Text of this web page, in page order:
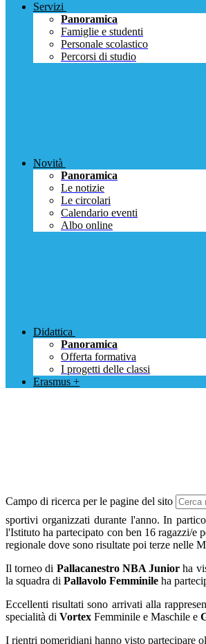
Servizi
Panoramica
Famiglie e studenti
Personale scolastico
Percorsi di studio
Novità
Panoramica
Le notizie
Le circolari
Calendario eventi
Albo online
Didattica
Panoramica
Offerta formativa
I progetti delle classi
Erasmus +
Campo di ricerca per le pagine del sito
sportivi organizzati durante l'anno. In
l'Istituto ha partecipato con ben 16 ragazzi/e
regionale dove sono risultate poi terze nelle
Il torneo di Pallacanestro NBA Juniorha
la squadra di Pallavolo Femminile ha
Eccellenti risultati sono arrivati alla
specialità di Vortex Femminile e Maschile e
I rientri pomeridiani hanno visto partecipare